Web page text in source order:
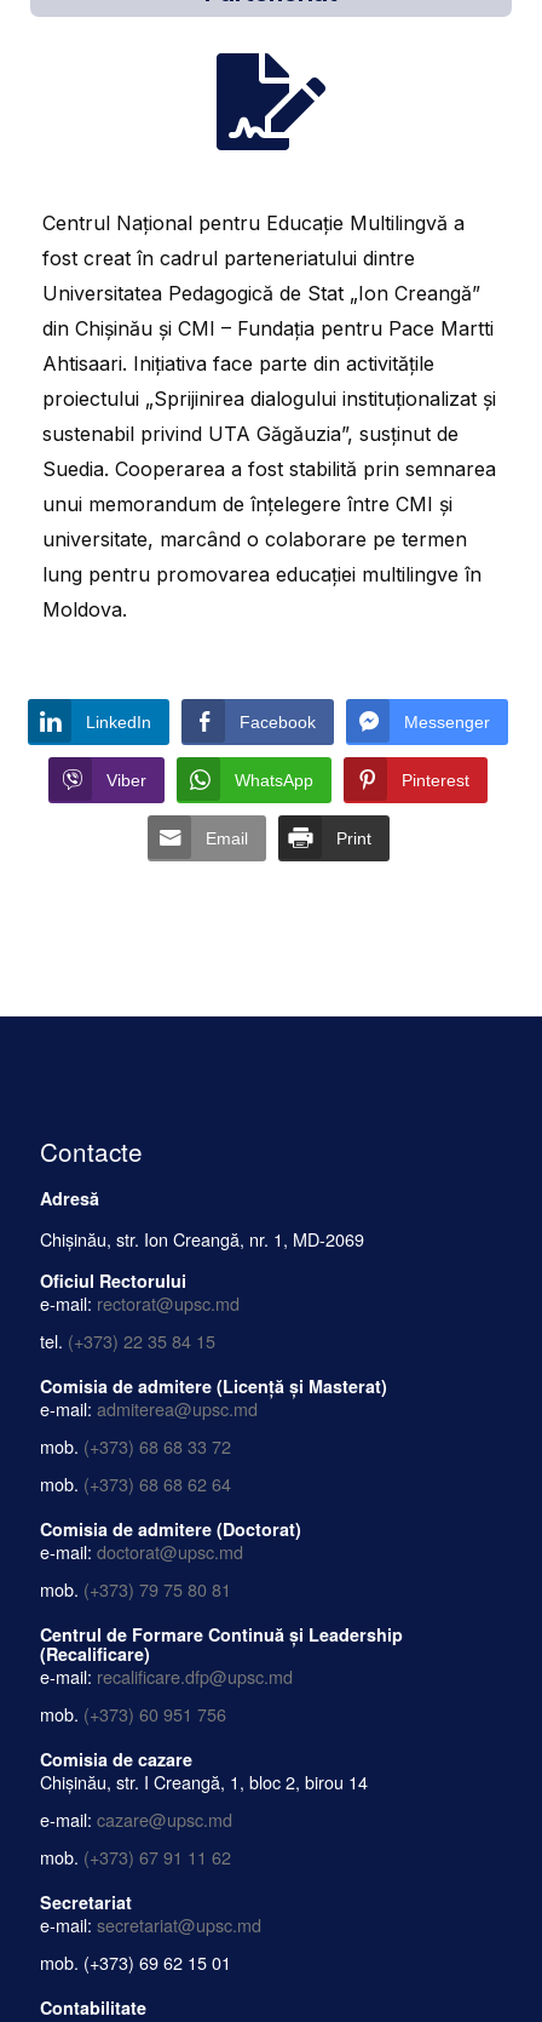
Centrul Național pentru Educație Multilingvă a
fost creat în cadrul parteneriatului dintre
Universitatea Pedagogică de Stat „Ion Creangă”
din Chișinău și CMI – Fundația pentru Pace Martti
Ahtisaari. Inițiativa face parte din activitățile
proiectului „Sprijinirea dialogului instituționalizat și
sustenabil privind UTA Găgăuzia”, susținut de
Suedia. Cooperarea a fost stabilită prin semnarea
unui memorandum de înțelegere între CMI și
universitate, marcând o colaborare pe termen
lung pentru promovarea educației multilingve în
Moldova.
LinkedIn Facebook Messenger
Viber WhatsApp Pinterest
Email Print
Contacte
Adresă
Chișinău, str. Ion Creangă, nr. 1, MD-2069
Oficiul Rectorului
e-mail: rectorat@upsc.md
tel. (+373) 22 35 84 15
Comisia de admitere (Licență și Masterat)
e-mail: admiterea@upsc.md
mob. (+373) 68 68 33 72
mob. (+373) 68 68 62 64
Comisia de admitere (Doctorat)
e-mail: doctorat@upsc.md
mob. (+373) 79 75 80 81
Centrul de Formare Continuă și Leadership
(Recalificare)
e-mail: recalificare.dfp@upsc.md
mob. (+373) 60 951 756
Comisia de cazare
Chișinău, str. I Creangă, 1, bloc 2, birou 14
e-mail: cazare@upsc.md
mob. (+373) 67 91 11 62
Secretariat
e-mail: secretariat@upsc.md
mob. (+373) 69 62 15 01
Contabilitate